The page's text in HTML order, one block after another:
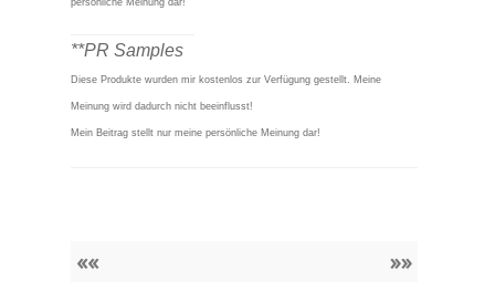
**PR Samples
Diese Produkte wurden mir kostenlos zur Verfügung gestellt. Meine
Meinung wird dadurch nicht beeinflusst!
Mein Beitrag stellt nur meine persönliche Meinung dar!
«« »»